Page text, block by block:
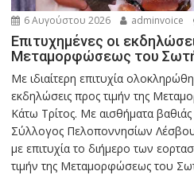
6 Αυγούστου 2026 adminvoice
Επιτυχημένες οι
Μεταμορφώσεως του
Με ιδιαίτερη επιτυχία
εκδηλώσεις προς τιμήν της
Κάτω Τρίτος. Με αισθήματα
Σύλλογος Πελοποννησίων
με επιτυχία το διήμερο των
τιμήν της Μεταμορφώσεως του